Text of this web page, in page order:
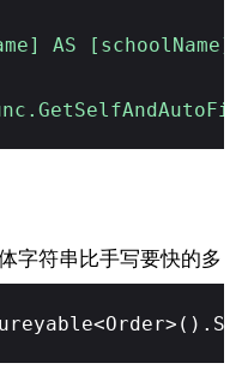
AS [schoolName]
字符串比手写要快的多